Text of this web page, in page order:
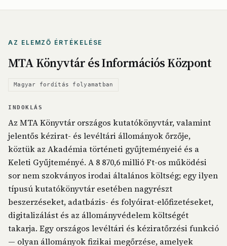
AZ ELEMZŐ ÉRTÉKELÉSE
MTA Könyvtár és Információs Központ
Magyar fordítás folyamatban
INDOKLÁS
Az MTA Könyvtár országos kutatókönyvtár, valamint
jelentős kézirat- és levéltári állományok őrzője,
köztük az Akadémia történeti gyűjteményeié és a
Keleti Gyűjteményé. A 8 870,6 millió Ft-os működési
sor nem szokványos irodai általános költség; egy ilyen
típusú kutatókönyvtár esetében nagyrészt
beszerzéseket, adatbázis- és folyóirat-előfizetéseket,
digitalizálást és az állományvédelem költségét
takarja. Egy országos levéltári és kéziratőrzési funkció
— olyan állományok fizikai megőrzése, amelyek